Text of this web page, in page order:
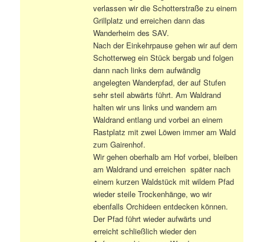
verlassen wir die Schotterstraße zu einem
Grillplatz und erreichen dann das
Wanderheim des SAV.
Nach der Einkehrpause gehen wir auf dem
Schotterweg ein Stück bergab und folgen
dann nach links dem aufwändig
angelegten Wanderpfad, der auf Stufen
sehr steil abwärts führt. Am Waldrand
halten wir uns links und wandern am
Waldrand entlang und vorbei an einem
Rastplatz mit zwei Löwen immer am Wald
zum Gairenhof.
Wir gehen oberhalb am Hof vorbei, bleiben
am Waldrand und erreichen später nach
einem kurzen Waldstück mit wildem Pfad
wieder steile Trockenhänge, wo wir
ebenfalls Orchideen entdecken können.
Der Pfad führt wieder aufwärts und
erreicht schließlich wieder den